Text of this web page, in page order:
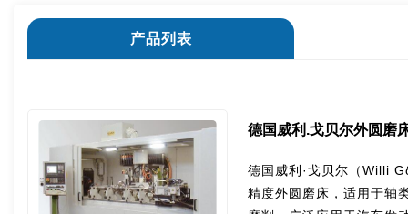
产品列表
德国威利.戈贝尔外圆磨
德国威利·戈贝尔（Willi
精度外圆磨床，适用于轴